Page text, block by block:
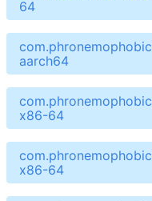
64
aarch64
x86-64
x86-64